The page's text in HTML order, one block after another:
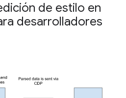
de estilo en
desarrolladores